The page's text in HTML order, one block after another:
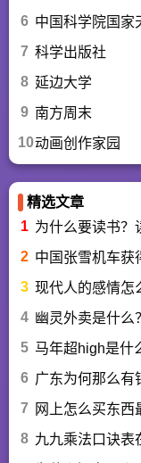
6 中国科学院国家
7 科学出版社
8 延边大学
9 南方周末
10动画创作家园
精选文章
1 为什么要读书？
2 中国张雪机车获
3 现代人的感情怎
4 幽灵外卖是什么
5 马年超high是什
6 广东为何那么有
7
网上怎么买东西
8 九九乘法口诀表